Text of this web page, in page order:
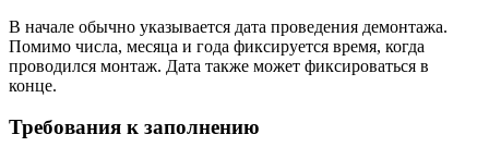
В начале обычно указывается дата проведения демонтажа.
Помимо числа, месяца и года фиксируется время, когда
проводился монтаж. Дата также может фиксироваться в
конце.
Требования к заполнению